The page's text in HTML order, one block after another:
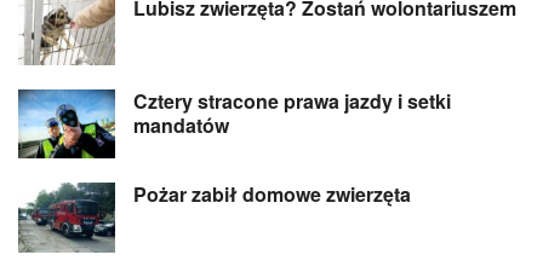
Lubisz zwierzęta? Zostań wolontariuszem
Cztery stracone prawa jazdy i setki
mandatów
Pożar zabił domowe zwierzęta